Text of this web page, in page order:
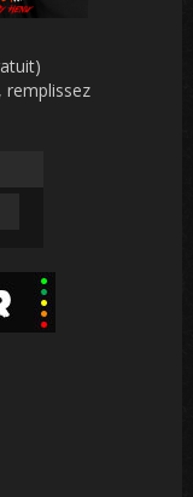
remplissez